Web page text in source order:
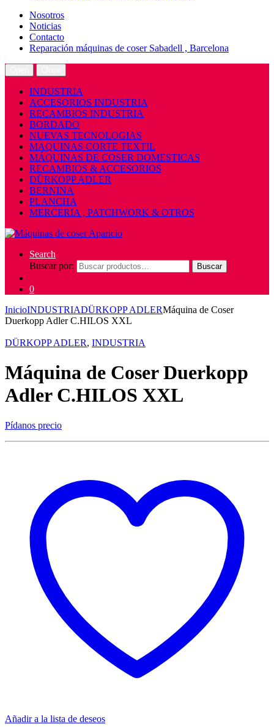
Nosotros
Noticias
Contacto
Reparación máquinas de coser Sabadell , Barcelona
INDUSTRIA
ACCESORIOS INDUSTRIA
RECAMBIOS INDUSTRIA
BORDADO
NUEVAS TECNOLOGIAS
MAQUINAS CORTE TEXTIL
MÁQUINAS DE COSER DOMESTICAS
RECAMBIOS & ACCESORIOS
DÜRKOPP ADLER
BERNINA
PLANCHA
MERCERIA , PATCHWORK & OTROS
Search
Buscar por:
Buscar
0
InicioINDUSTRIADÜRKOPP ADLERMáquina de Coser
Duerkopp Adler C.HILOS XXL
DÜRKOPP ADLER, INDUSTRIA
Máquina de Coser Duerkopp
Adler C.HILOS XXL
Pídanos precio
Añadir a la lista de deseos